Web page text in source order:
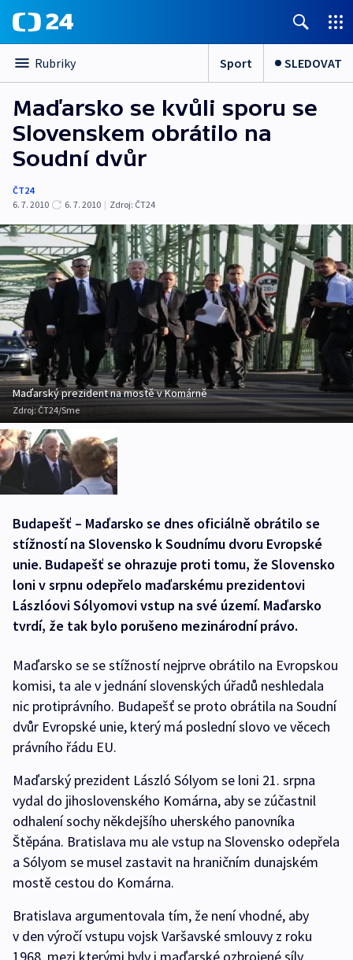
Rubriky Sport SLEDOVAT
Maďarsko se kvůli sporu se
Slovenskem obrátilo na
Soudní dvůr
ČT24
6. 7. 2010
6. 7. 2010 | Zdroj: ČT24
Maďarský prezident na mostě v Komárně
Zdroj: ČT24/Sme
Budapešť – Maďarsko se dnes oficiálně obrátilo se
stížností na Slovensko k Soudnímu dvoru Evropské
unie. Budapešť se ohrazuje proti tomu, že Slovensko
loni v srpnu odepřelo maďarskému prezidentovi
Lászlóovi Sólyomovi vstup na své území. Maďarsko
tvrdí, že tak bylo porušeno mezinárodní právo.
Maďarsko se se stížností nejprve obrátilo na Evropskou
komisi, ta ale v jednání slovenských úřadů neshledala
nic protiprávního. Budapešť se proto obrátila na Soudní
dvůr Evropské unie, který má poslední slovo ve věcech
právního řádu EU.
Maďarský prezident László Sólyom se loni 21. srpna
vydal do jihoslovenského Komárna, aby se zúčastnil
odhalení sochy někdejšího uherského panovníka
Štěpána. Bratislava mu ale vstup na Slovensko odepřela
a Sólyom se musel zastavit na hraničním dunajském
mostě cestou do Komárna.
Bratislava argumentovala tím, že není vhodné, aby
v den výročí vstupu vojsk Varšavské smlouvy z roku